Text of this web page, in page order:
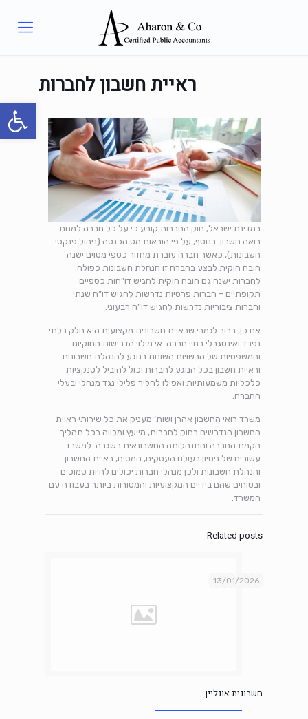
פתח
ראיית חשבון לחברות
במדינת ישראל, חוק החברות קובע כי על כל חברה למנות
רואה חשבון. בנוסף, על פי הוראות מס הכנסה (ניהול פנקסי
חשבונות), כאשר חברה עוברת מחזור כספי מסוים ישנה
חובה חוקית לבצע בחברה זו הנהלת חשבונות כפולה.
לחברות ישנה גם חובה חוקית להגיש דו”חות כספיים
תקופתיים – חברות פרטיות נדרשות להגיש דו”ח שנתי
וחברות ציבוריות נדרשות להגיש דו”ח רבעוני.
אם כן, ברור לגמרי שראיית חשבונית מקצועית היא חלק בלתי
נפרד ואינטגרלי בחיי חברה. אי מילוי הדרישות החוקיות
והמשפטיות של הרשויות השונות בנוגע להנהלת חשבונות
וראיית חשבון בכל הנוגע לחברות יכול להוביל לסנקציות
כלכליות משמעותיות ואפילו להליך פלילי נגד מנהלי ובעלי
החברה.
משרד רואי החשבון אהרן ושות’ מעניק את כל שירותי ראיית
החשבון הנדרשים בחוק לחברות, מייעץ ומלווה בכל תהליך
הקמת החברה והתנהלותה החשבונאית בשגרה. למשרד
עשורים של ניסיון בעולם העסקים, המסים, ראיית החשבון
והנהלת חשבונות ולכן מנהלי חברות יכולים להיות סמוכים
ובטוחים שהם בידיים המקצועיות והמסורות ביותר בעבודה עם
המשרד.
Related posts
13/01/2026
חשבונית אונליין